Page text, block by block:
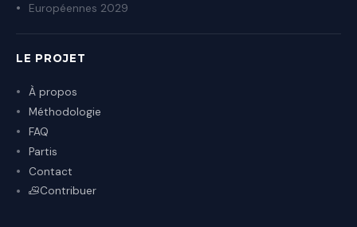
Européennes 2029
LE PROJET
À propos
Méthodologie
FAQ
Partis
Contact
Contribuer